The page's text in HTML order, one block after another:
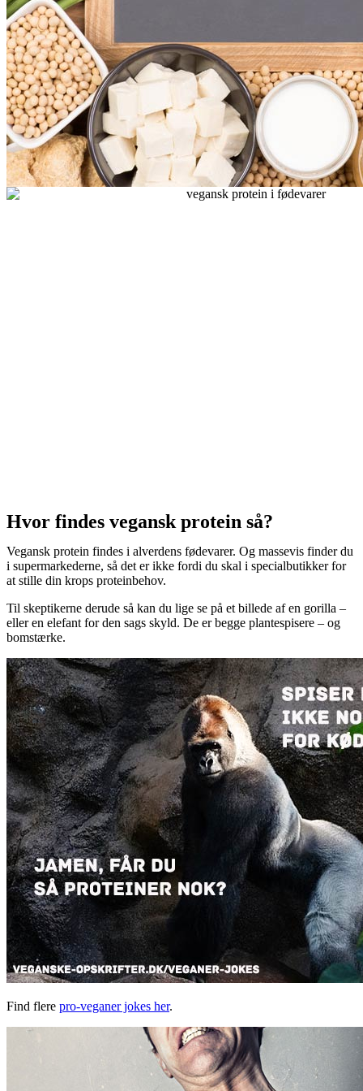
Hvor findes vegansk protein så?
Vegansk protein findes i alverdens fødevarer. Og massevis finder du
i supermarkederne, så det er ikke fordi du skal i specialbutikker for
at stille din krops proteinbehov.
Til skeptikerne derude så kan du lige se på et billede af en gorilla –
eller en elefant for den sags skyld. De er begge plantespisere – og
bomstærke.
Find flere pro-veganer jokes her.